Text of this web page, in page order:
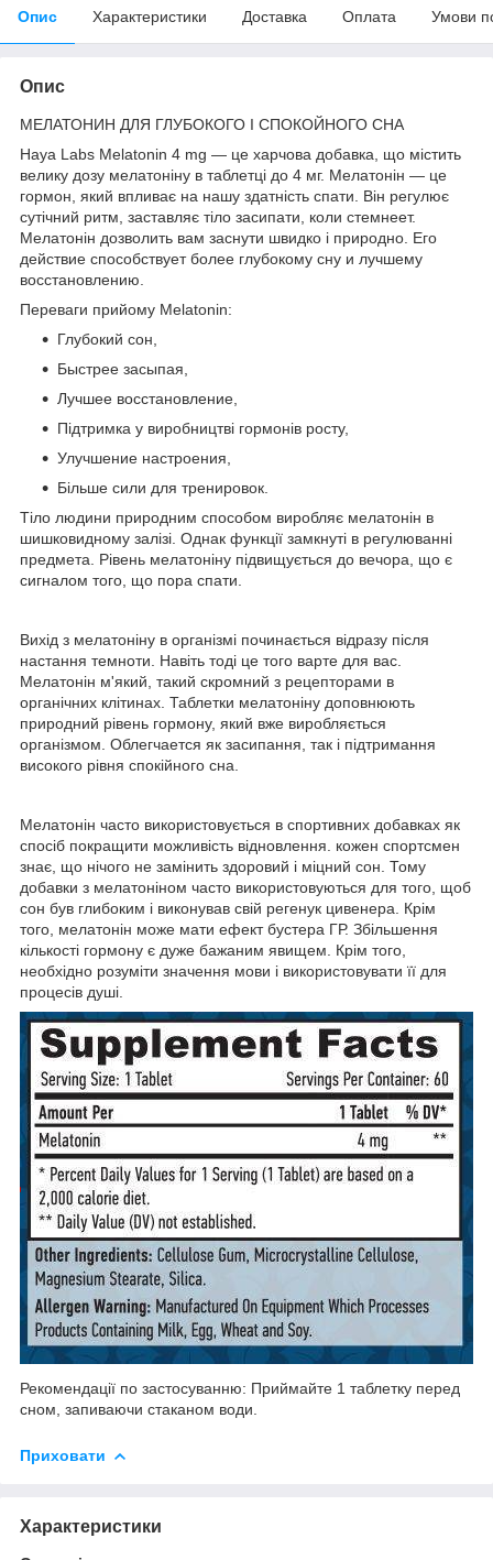
Опис Характеристики Доставка Оплата Умови
Опис
МЕЛАТОНИН ДЛЯ ГЛУБОКОГО І СПОКОЙНОГО СНА
Haya Labs Melatonin 4 mg — це харчова добавка, що містить
велику дозу мелатоніну в таблетці до 4 мг. Мелатонін — це
гормон, який впливає на нашу здатність спати. Він регулює
сутічний ритм, заставляє тіло засипати, коли стемнеет.
Мелатонін дозволить вам заснути швидко і природно. Его
действие способствует более глубокому сну и лучшему
восстановлению.
Переваги прийому Melatonin:
Глубокий сон,
Быстрее засыпая,
Лучшее восстановление,
Підтримка у виробництві гормонів росту,
Улучшение настроения,
Більше сили для тренировок.
Тіло людини природним способом виробляє мелатонін в
шишковидному залізі. Однак функції замкнуті в регулюванні
предмета. Рівень мелатоніну підвищується до вечора, що є
сигналом того, що пора спати.
Вихід з мелатоніну в організмі починається відразу після
настання темноти. Навіть тоді це того варте для вас.
Мелатонін м'який, такий скромний з рецепторами в
органічних клітинах. Таблетки мелатоніну доповнюють
природний рівень гормону, який вже виробляється
організмом. Облегчается як засипання, так і підтримання
високого рівня спокійного сна.
Мелатонін часто використовується в спортивних добавках як
спосіб покращити можливість відновлення. кожен спортсмен
знає, що нічого не замінить здоровий і міцний сон. Тому
добавки з мелатоніном часто використовуються для того, щоб
сон був глибоким і виконував свій регенук цивенера. Крім
того, мелатонін може мати ефект бустера ГР. Збільшення
кількості гормону є дуже бажаним явищем. Крім того,
необхідно розуміти значення мови і використовувати її для
процесів душі.
Рекомендації по застосуванню: Приймайте 1 таблетку перед
сном, запиваючи стаканом води.
Приховати
Характеристики